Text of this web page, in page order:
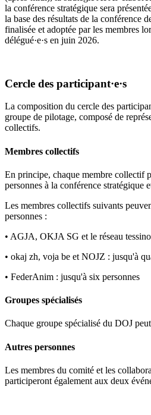
la conférence stratégique sera
la base des résultats de la conférence
finalisée et adoptée par les membres
délégué·e·s en juin 2026.
Cercle des participant·e·s
La composition du cercle des
groupe de pilotage, composé de
collectifs.
Membres collectifs
En principe, chaque membre collectif
personnes à la conférence stratégique
Les membres collectifs suivants
personnes :
• AGJA, OKJA SG et le réseau
• okaj zh, voja be et NOJZ : jusqu'à
• FederAnim : jusqu'à six personnes
Groupes spécialisés
Chaque groupe spécialisé du DOJ
Autres personnes
Les membres du comité et les
participeront également aux deux